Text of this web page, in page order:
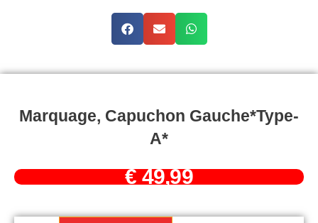
Marquage, Capuchon Gauche*Type-
A*
€49,99
quantité